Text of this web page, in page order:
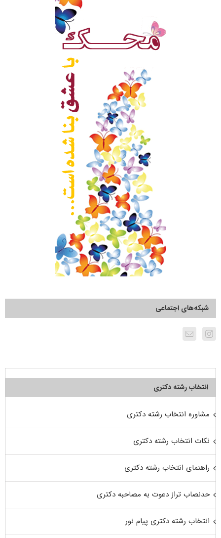
شبکه‌های اجتماعی
انتخاب رشته دکتری
مشاوره انتخاب رشته دکتری
نکات انتخاب رشته دکتری
راهنمای انتخاب رشته دکتری
حدنصاب تراز دعوت به مصاحبه دکتری
انتخاب رشته دکتری پیام نور